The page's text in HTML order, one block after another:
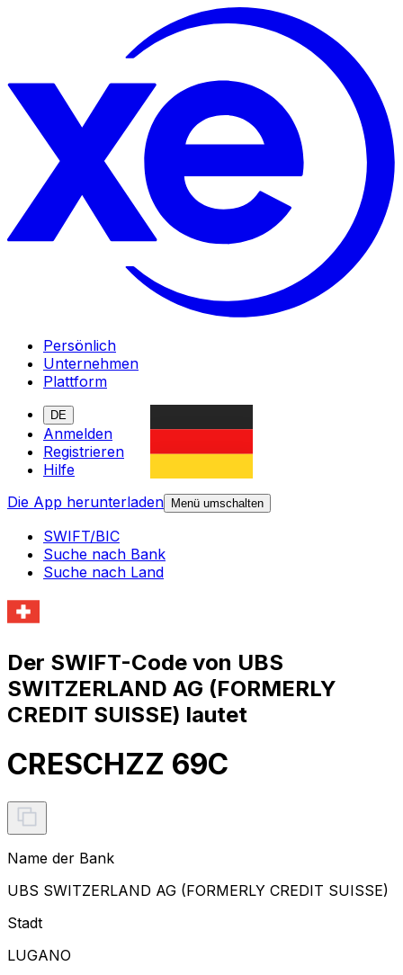
Persönlich
Unternehmen
Plattform
DE
Anmelden
Registrieren
Hilfe
Die App herunterladen
Menü umschalten
SWIFT/BIC
Suche nach Bank
Suche nach Land
Der SWIFT-Code von UBS
SWITZERLAND AG (FORMERLY
CREDIT SUISSE) lautet
CRESCHZZ 69C
Name der Bank
UBS SWITZERLAND AG (FORMERLY CREDIT SUISSE)
Stadt
LUGANO